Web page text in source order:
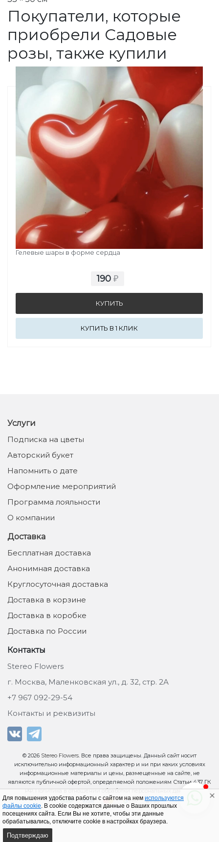
Для повышения удобства работы с сайтом на нем используются
файлы cookie. В cookie содержатся данные о Ваших прошлых
посещениях сайта. Если Вы не хотите, чтобы эти данные
обрабатывались, отключите cookie в настройках браузера.
Подтверждаю
Покупатели, которые
приобрели Садовые
розы, также купили
ШАРЫ СЕРДЦЕ
Гелевые шары в форме сердца
190 ₽
КУПИТЬ В 1 КЛИК
Услуги
Подписка на цветы
Авторский букет
Напомнить о дате
Оформление мероприятий
Программа лояльности
О компании
Доставка
Бесплатная доставка
Анонимная доставка
Круглосуточная доставка
Доставка в корзине
Доставка в коробке
Доставка по России
Контакты
Stereo Flowers
г. Москва, Маленковская ул., д. 32, стр. 2А
+7 967 092-29-54
Контакты и реквизиты
© 2026 Stereo Flowers. Все права защищены. Данный сайт носит
исключительно информационный характер и ни при каких условиях
информационные материалы и цены, размещенные на сайте, не
являются публичной офертой, определяемой положениям Статьи 437 ГК
РФ.Политика в отношении обработки персональных данных.